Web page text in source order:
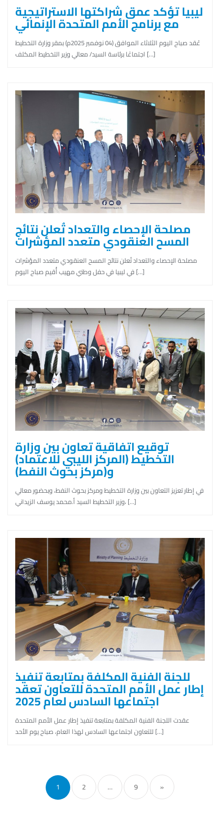
ليبيا تؤكد عمق شراكتها الاستراتيجية
مع برنامج الأمم المتحدة الإنمائي
عُقد صباح اليوم الثلاثاء الموافق (04 نوفمبر 2025م) بمقر وزارة التخطيط
اجتماعًا برئاسة السيد/ معالي وزير التخطيط المكلف […]
مصلحة الإحصاء والتعداد تُعلن نتائج
المسح العنقودي متعدد المؤشرات
مصلحة الإحصاء والتعداد تُعلن نتائج المسح العنقودي متعدد المؤشرات
في ليبيا في حفل وطني مهيب أُقيم صباح اليوم […]
توقيع اتفاقية تعاون بين وزارة
التخطيط (المركز الليبي للاعتماد)
و(مركز بحوث النفط)
في إطار تعزيز التعاون بين وزارة التخطيط ومركز بحوث النفط، وبحضور معالي
وزير التخطيط السيد أ.محمد يوسف الزيداني، […]
للجنة الفنية المكلفة بمتابعة تنفيذ
إطار عمل الأمم المتحدة للتعاون تعقد
اجتماعها السادس لعام 2025
عقدت اللجنة الفنية المكلفة بمتابعة تنفيذ إطار عمل الأمم المتحدة
للتعاون اجتماعها السادس لهذا العام، صباح يوم الأحد […]
Posts
pagination
1 2 … 9 »